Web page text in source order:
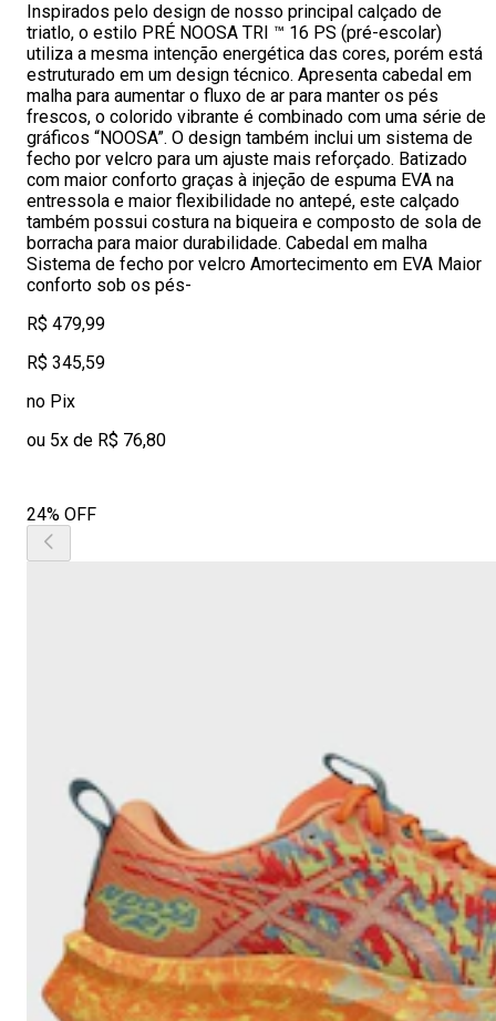
Inspirados pelo design de nosso principal calçado de
triatlo, o estilo PRÉ NOOSA TRI ™ 16 PS (pré-escolar)
utiliza a mesma intenção energética das cores, porém está
estruturado em um design técnico. Apresenta cabedal em
malha para aumentar o fluxo de ar para manter os pés
frescos, o colorido vibrante é combinado com uma série de
gráficos “NOOSA”. O design também inclui um sistema de
fecho por velcro para um ajuste mais reforçado. Batizado
com maior conforto graças à injeção de espuma EVA na
entressola e maior flexibilidade no antepé, este calçado
também possui costura na biqueira e composto de sola de
borracha para maior durabilidade. Cabedal em malha
Sistema de fecho por velcro Amortecimento em EVA Maior
conforto sob os pés-
R$ 479,99
R$ 345,59
no Pix
ou 5x de R$ 76,80
24% OFF